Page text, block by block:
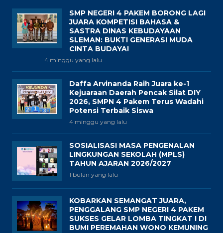
SMP NEGERI 4 PAKEM BORONG LAGI
JUARA KOMPETISI BAHASA &
SASTRA DINAS KEBUDAYAAN
SLEMAN: BUKTI GENERASI MUDA
CINTA BUDAYA!
4 minggu yang lalu
Daffa Arvinanda Raih Juara ke-1
Kejuaraan Daerah Pencak Silat DIY
2026, SMPN 4 Pakem Terus Wadahi
Potensi Terbaik Siswa
4 minggu yang lalu
SOSIALISASI MASA PENGENALAN
LINGKUNGAN SEKOLAH (MPLS)
TAHUN AJARAN 2026/2027
1 bulan yang lalu
KOBARKAN SEMANGAT JUARA,
PENGGALANG SMP NEGERI 4 PAKEM
SUKSES GELAR LOMBA TINGKAT I DI
BUMI PEREMAHAN WONO KEMUNING